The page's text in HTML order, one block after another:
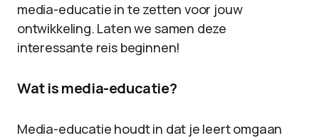
media-educatie in te zetten voor jouw
ontwikkeling. Laten we samen deze
interessante reis beginnen!
Wat is media-educatie?
Media-educatie houdt in dat je leert omgaan